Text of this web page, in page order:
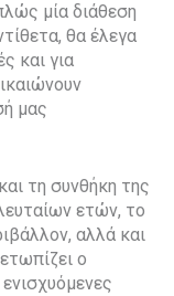
μία διάθεση
θα έλεγα
και για
μας
τη συνθήκη της
ετών, το
αλλά και
ο